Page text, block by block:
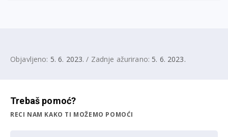
Objavljeno: 5. 6. 2023. / Zadnje ažurirano: 5. 6. 2023.
Trebaš pomoć?
RECI NAM KAKO TI MOŽEMO POMOĆI